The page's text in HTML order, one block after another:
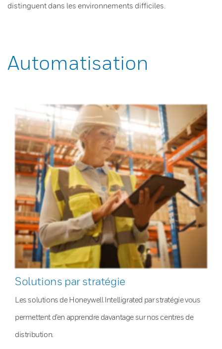
distinguent dans les environnements difficiles.
Automatisation
Solutions par stratégie
Les solutions de Honeywell Intelligrated par stratégie vous
permettent d’en apprendre davantage sur nos centres de
distribution.